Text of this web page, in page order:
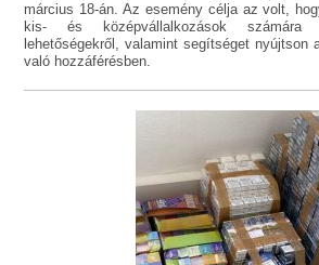
március 18-án. Az esemény célja az volt,
kis- és középvállalkozások számára
lehetőségekről, valamint segítséget nyújtson
való hozzáférésben.